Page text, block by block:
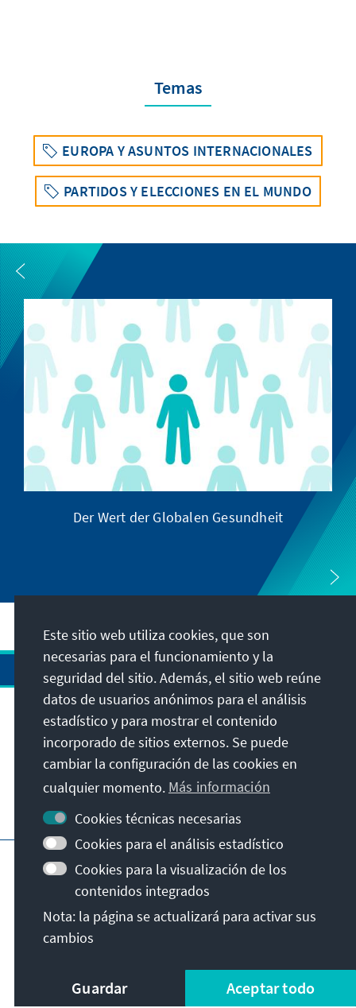
Temas
EUROPA Y ASUNTOS INTERNACIONALES
PARTIDOS Y ELECCIONES EN EL MUNDO
Der Wert der Globalen Gesundheit
Dirección
Contacto
Visita también
Página principal de la KAS
Protección de datos
Condiciones de uso
Declaración sobre accesibilidad
Notificar barrera
© Konrad-Adenauer-Stiftung e.V. 2026
Este sitio web utiliza cookies, que son
necesarias para el funcionamiento y la
seguridad del sitio. Además, el sitio web reúne
datos de usuarios anónimos para el análisis
estadístico y para mostrar el contenido
incorporado de sitios externos. Se puede
cambiar la configuración de las cookies en
cualquier momento. Más información
Cookies técnicas necesarias
Cookies para el análisis estadístico
Cookies para la visualización de los
contenidos integrados
Nota: la página se actualizará para activar sus
cambios
Guardar Aceptar todo